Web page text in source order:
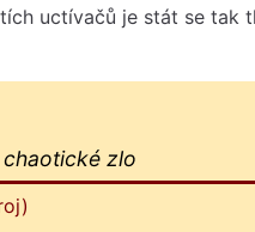
uctívačů je stát se tak
zlo